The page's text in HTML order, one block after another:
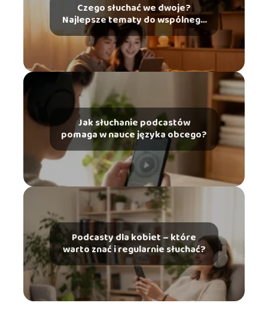
Czego słuchać we dwoje?
Najlepsze tematy do wspólnego
słuchania
Jak słuchanie podcastów
pomaga w nauce języka obcego?
Podcasty dla kobiet – które
warto znać i regularnie słuchać?